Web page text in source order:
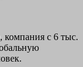
компания с 6 тыс.